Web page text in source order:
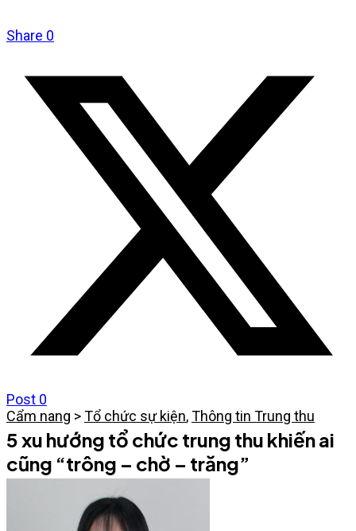
Share 0
Post 0
Cẩm nang >Tổ chức sự kiện,Thông tin Trung thu
5 xu hướng tổ chức trung thu khiến ai
cũng “trông – chờ – trăng”